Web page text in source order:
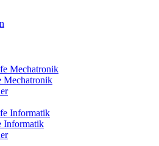
Mechatronik
Mechatronik
Informatik
Informatik